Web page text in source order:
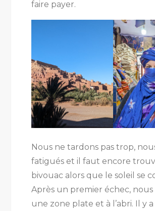
faire payer.
Nous ne tardons pas trop,
fatigués et il faut encore
bivouac alors que le soleil se
Après un premier échec,
une zone plate et à l’abri. Il y a